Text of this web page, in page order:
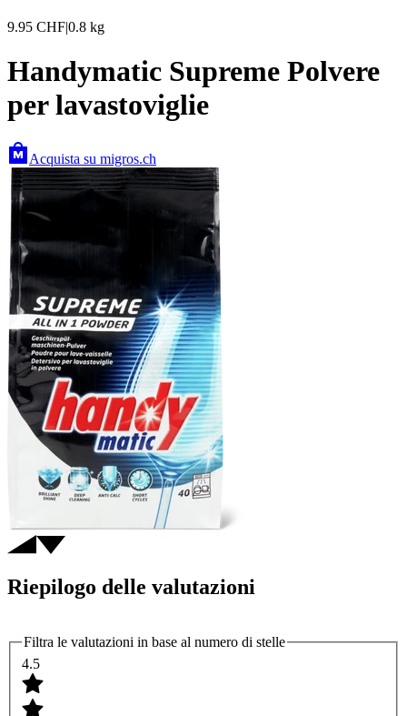
9.95 CHF|0.8 kg
Handymatic Supreme Polvere
per lavastoviglie
Acquista su migros.ch
Riepilogo delle valutazioni
Filtra le valutazioni in base al numero di stelle
4.5